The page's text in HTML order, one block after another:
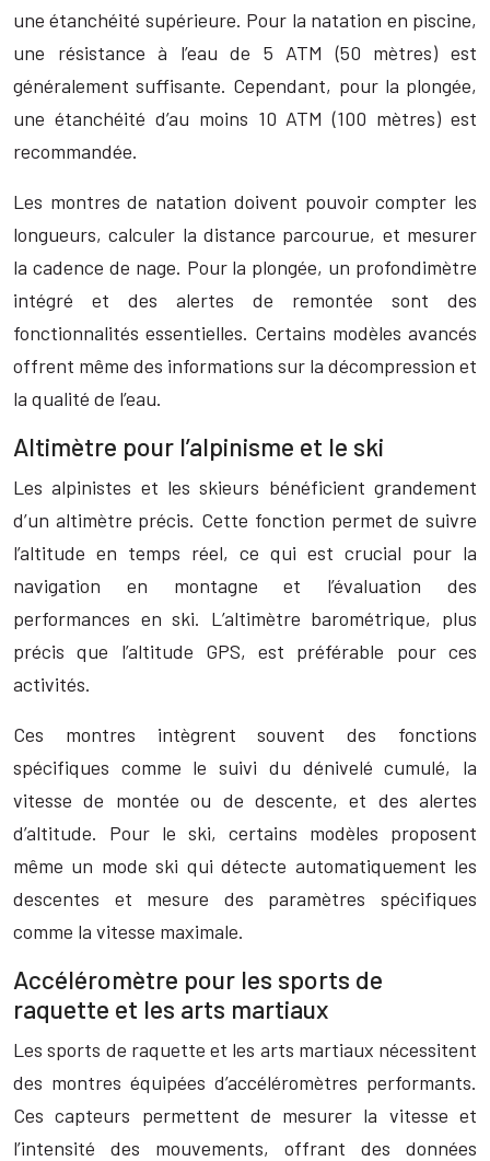
une étanchéité supérieure. Pour la natation en piscine,
une résistance à l’eau de 5 ATM (50 mètres) est
généralement suffisante. Cependant, pour la plongée,
une étanchéité d’au moins 10 ATM (100 mètres) est
recommandée.
Les montres de natation doivent pouvoir compter les
longueurs, calculer la distance parcourue, et mesurer
la cadence de nage. Pour la plongée, un profondimètre
intégré et des alertes de remontée sont des
fonctionnalités essentielles. Certains modèles avancés
offrent même des informations sur la décompression et
la qualité de l’eau.
Altimètre pour l’alpinisme et le ski
Les alpinistes et les skieurs bénéficient grandement
d’un altimètre précis. Cette fonction permet de suivre
l’altitude en temps réel, ce qui est crucial pour la
navigation en montagne et l’évaluation des
performances en ski. L’altimètre barométrique, plus
précis que l’altitude GPS, est préférable pour ces
activités.
Ces montres intègrent souvent des fonctions
spécifiques comme le suivi du dénivelé cumulé, la
vitesse de montée ou de descente, et des alertes
d’altitude. Pour le ski, certains modèles proposent
même un mode ski qui détecte automatiquement les
descentes et mesure des paramètres spécifiques
comme la vitesse maximale.
Accéléromètre pour les sports de
raquette et les arts martiaux
Les sports de raquette et les arts martiaux nécessitent
des montres équipées d’accéléromètres performants.
Ces capteurs permettent de mesurer la vitesse et
l’intensité des mouvements, offrant des données